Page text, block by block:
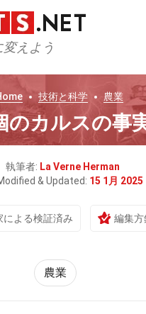
えよう
技術と科学 農業
のカルスの事
執筆者: La Verne Herman
& Updated: 15 1月 2025
による検証済み 編集方
農業